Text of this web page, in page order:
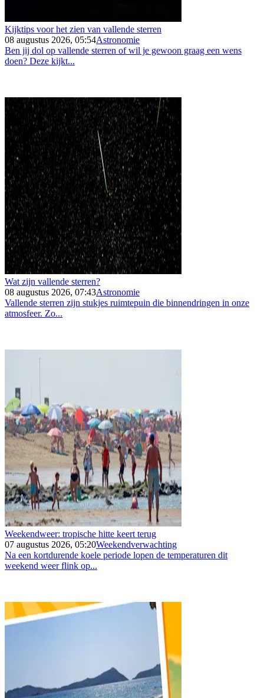
Kijktips voor het zien van vallende sterren
08 augustus 2026, 05:54Astronomie
Ben jij dol op vallende sterren of wil je gewoon graag een wens
doen? Deze kijkt...
Wat zijn vallende sterren?
08 augustus 2026, 07:43Astronomie
Vallende sterren zijn stukjes ruimtepuin die binnendringen in onze
atmosfeer. Zo...
Weekendweer: tropische hitte keert terug
07 augustus 2026, 05:20Weekendverwachting
Na een kortdurende koele periode lopen de temperaturen dit
weekend weer flink op...